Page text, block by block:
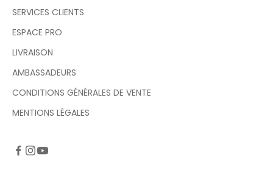
SERVICES CLIENTS
ESPACE PRO
LIVRAISON
AMBASSADEURS
CONDITIONS GÉNÉRALES DE VENTE
MENTIONS LÉGALES